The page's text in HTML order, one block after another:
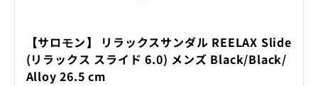
【サロモン】 リラックスサンダル REELAX Slide
(リラックス スライド 6.0) メンズ Black/Black/
Alloy 26.5 cm